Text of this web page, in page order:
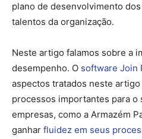
plano de desenvolvimento
talentos da organização.
Neste artigo falamos sobre a
desempenho. O software Join
aspectos tratados neste
processos importantes para o
empresas, como a Armazém
ganhar fluidez em seus